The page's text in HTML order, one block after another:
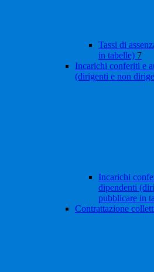
Tassi di
in tabelle) 7
Incarichi conferiti e
(dirigenti e non
Incarichi
dipendenti
pubblicare in
Contrattazione